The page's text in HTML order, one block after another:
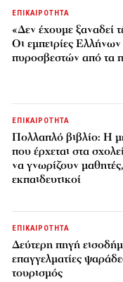
ΕΠΙΚΑΙΡΟΤΗΤΑ
«Δεν έχουμε ξαναδεί
Οι εμπειρίες
πυροσβεστών από τα
ΕΠΙΚΑΙΡΟΤΗΤΑ
Πολλαπλό βιβλίο: Η
που έρχεται στα
να γνωρίζουν
εκπαιδευτικοί
ΕΠΙΚΑΙΡΟΤΗΤΑ
Δεύτερη πηγή
επαγγελματίες
τουρισμός